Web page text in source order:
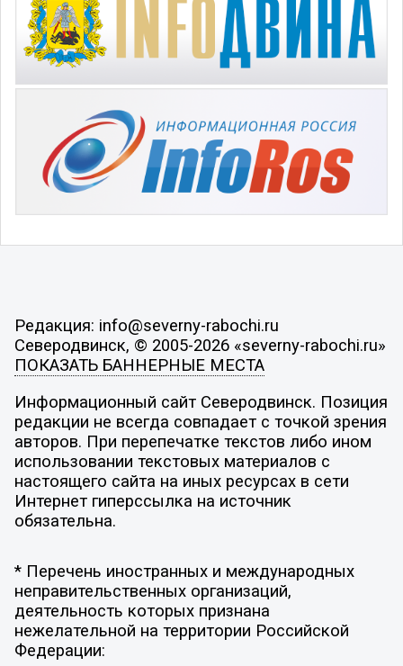
Редакция: info@severny-rabochi.ru
Северодвинск, © 2005-2026 «severny-rabochi.ru»
ПОКАЗАТЬ БАННЕРНЫЕ МЕСТА
Информационный сайт Северодвинск. Позиция
редакции не всегда совпадает с точкой зрения
авторов. При перепечатке текстов либо ином
использовании текстовых материалов с
настоящего сайта на иных ресурсах в сети
Интернет гиперссылка на источник
обязательна.
* Перечень иностранных и международных
неправительственных организаций,
деятельность которых признана
нежелательной на территории Российской
Федерации: